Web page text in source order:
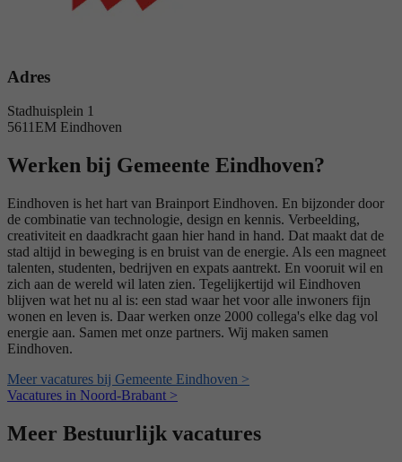
Adres
Stadhuisplein 1
5611EM Eindhoven
Werken bij Gemeente Eindhoven?
Eindhoven is het hart van Brainport Eindhoven. En bijzonder door
de combinatie van technologie, design en kennis. Verbeelding,
creativiteit en daadkracht gaan hier hand in hand. Dat maakt dat de
stad altijd in beweging is en bruist van de energie. Als een magneet
talenten, studenten, bedrijven en expats aantrekt. En vooruit wil en
zich aan de wereld wil laten zien. Tegelijkertijd wil Eindhoven
blijven wat het nu al is: een stad waar het voor alle inwoners fijn
wonen en leven is. Daar werken onze 2000 collega's elke dag vol
energie aan. Samen met onze partners. Wij maken samen
Eindhoven.
Meer vacatures bij Gemeente Eindhoven >
Vacatures in Noord-Brabant >
Meer Bestuurlijk vacatures